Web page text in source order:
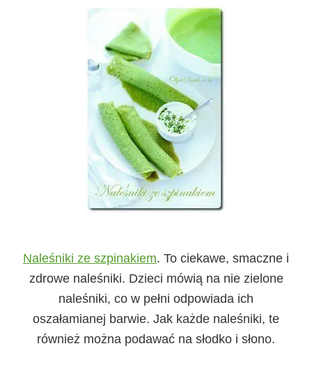
Naleśniki ze szpinakiem. To ciekawe, smaczne i
zdrowe naleśniki. Dzieci mówią na nie zielone
naleśniki, co w pełni odpowiada ich
oszałamianej barwie. Jak każde naleśniki, te
również można podawać na słodko i słono.